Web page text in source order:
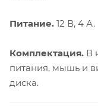
Питание. 12 В, 4 А.
Комплектация. В
питания, мышь и
диска.